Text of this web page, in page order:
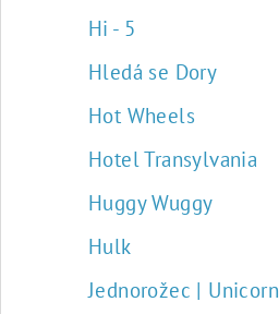
Hi - 5
Hledá se Dory
Hot Wheels
Hotel Transylvania
Huggy Wuggy
Hulk
Jednorožec | Unicorn